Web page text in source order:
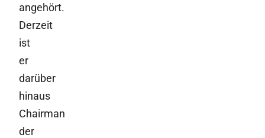
angehört.
Derzeit
ist
er
darüber
hinaus
Chairman
der